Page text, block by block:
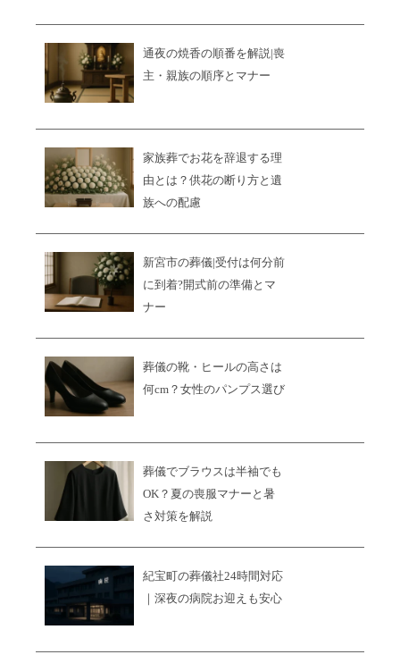
通夜の焼香の順番を解説|喪
主・親族の順序とマナー
家族葬でお花を辞退する理
由とは？供花の断り方と遺
族への配慮
新宮市の葬儀|受付は何分前
に到着?開式前の準備とマ
ナー
葬儀の靴・ヒールの高さは
何cm？女性のパンプス選び
葬儀でブラウスは半袖でも
OK？夏の喪服マナーと暑
さ対策を解説
紀宝町の葬儀社24時間対応
｜深夜の病院お迎えも安心